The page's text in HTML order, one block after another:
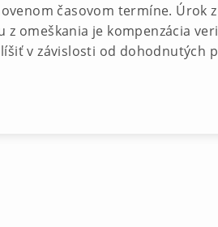
časovom termíne. Úrok
omeškania je kompenzácia
v závislosti od dohodnutých